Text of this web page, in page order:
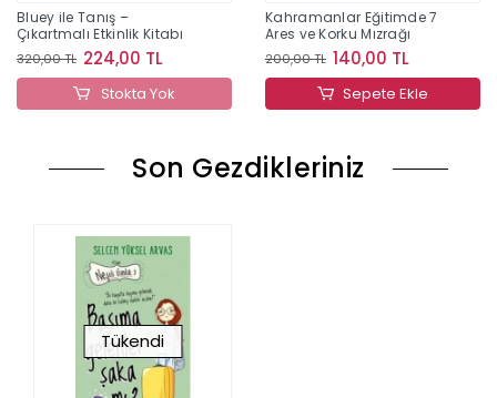
Bluey ile Tanış –
Çıkartmalı Etkinlik Kitabı
320,00 TL 224,00 TL
Stokta Yok
Kahramanlar Eğitimde 7
Ares ve Korku Mızrağı
200,00 TL 140,00 TL
Sepete Ekle
Son Gezdikleriniz
Tükendi